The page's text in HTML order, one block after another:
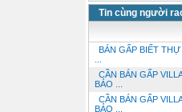
Tin cùng người
BÁN GẤP BIẾT
CẦN BÁN GẤP
BẢO ...
CẦN BÁN GẤP
BẢO ...